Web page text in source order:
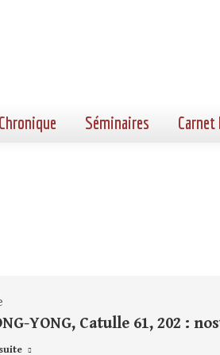
Chronique Séminaires Carnet
YONG, Catulle 61, 202 :